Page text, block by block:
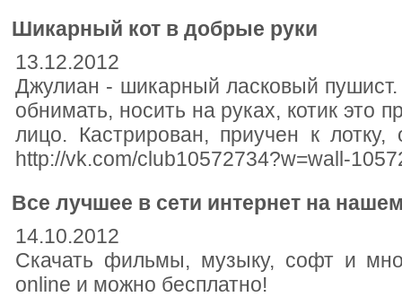
Шикарный кот в добрые руки
13.12.2012
Джулиан - шикарный ласковый
обнимать, носить на руках, котик это
лицо. Кастрирован, приучен к
http://vk.com/club10572734?w=wall-
Все лучшее в сети интернет на
14.10.2012
Скачать фильмы, музыку, софт и
online и можно бесплатно!